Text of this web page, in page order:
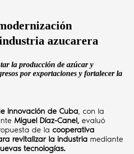
azucarera
la producción de azúcar y
por exportaciones y fortalecer la
Innovación de Cuba, con la
Miguel Díaz-Canel, evaluó
de la cooperativa
revitalizar la industria mediante
tecnologías.